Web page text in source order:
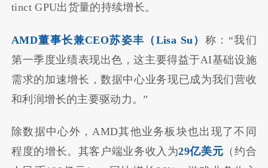
tinct GPU出货量的持续增长。
AMD董事长兼CEO苏姿丰（Lisa Su） 称：“我们
第一季度业绩表现出色，这主要得益于AI基础设施
需求的加速增长，数据中心业务现已成为我们营收
和利润增长的主要驱动力。”
除数据中心外，AMD其他业务板块也出现了不同
程度的增长。其客户端业务收入为29亿美元 （约合